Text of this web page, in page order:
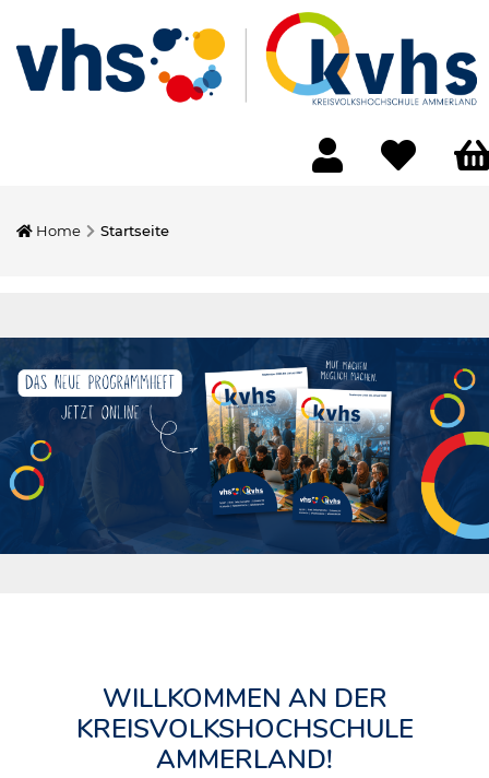
Home Startseite
WILLKOMMEN AN DER
KREISVOLKSHOCHSCHULE
AMMERLAND!